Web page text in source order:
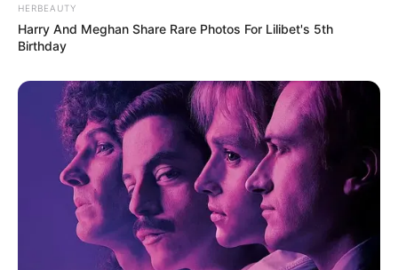
LIHAT ARTIKEL LAINNYA
HERBEAUTY
Harry And Meghan Share Rare Photos For Lilibet's 5th
Birthday